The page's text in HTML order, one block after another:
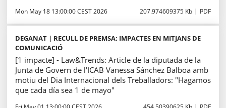
Mon May 18 13:00:00 CEST 2026 207.974609375 Kb PDF
DEGANAT | RECULL DE PREMSA: IMPACTES EN MITJANS DE
COMUNICACIÓ
[1 impacte] - Law&Trends: Article de la diputada de la
Junta de Govern de l'ICAB Vanessa Sánchez Balboa amb
motiu del Dia Internacional dels Treballadors: "Hagamos
que cada día sea 1 de mayo"